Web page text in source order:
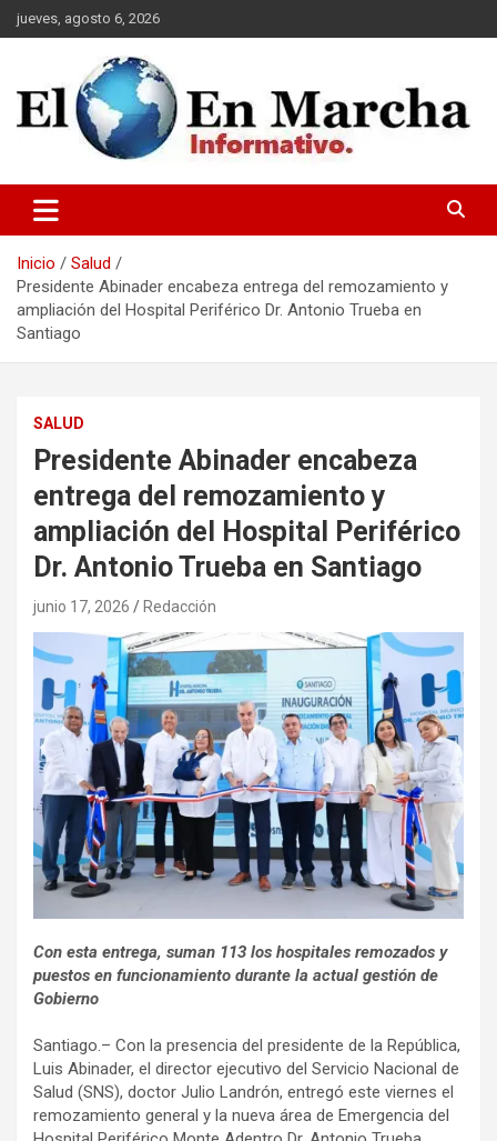
Saltar
al
jueves, agosto 6, 2026
elmundoenmarcha.net
Inicio
Salud
Presidente Abinader encabeza entrega del remozamiento y
ampliación del Hospital Periférico Dr. Antonio Trueba en
Santiago
SALUD
Presidente Abinader encabeza
entrega del remozamiento y
ampliación del Hospital Periférico
Dr. Antonio Trueba en Santiago
junio 17, 2026 Redacción
Con esta entrega, suman 113 los hospitales remozados y
puestos en funcionamiento durante la actual gestión de
Gobierno
Santiago.– Con la presencia del presidente de la República,
Luis Abinader, el director ejecutivo del Servicio Nacional de
Salud (SNS), doctor Julio Landrón, entregó este viernes el
remozamiento general y la nueva área de Emergencia del